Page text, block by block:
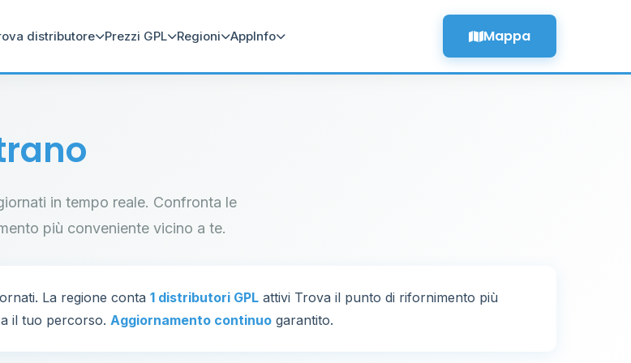
distributore Prezzi GPL Regioni AppInfo Mappa
in tempo reale. Confronta le
più conveniente vicino a te.
La regione conta 1 distributori GPL attivi Trova il punto di rifornimento più
il tuo percorso. Aggiornamento continuo garantito.